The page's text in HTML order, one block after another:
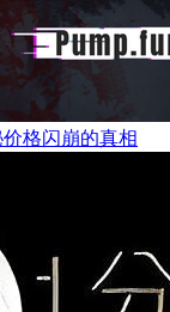
格闪崩的真相